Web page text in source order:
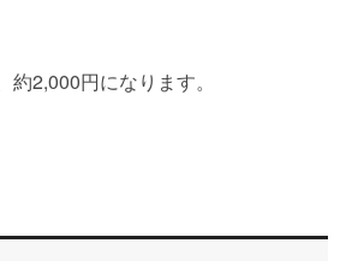
2,000円になります。